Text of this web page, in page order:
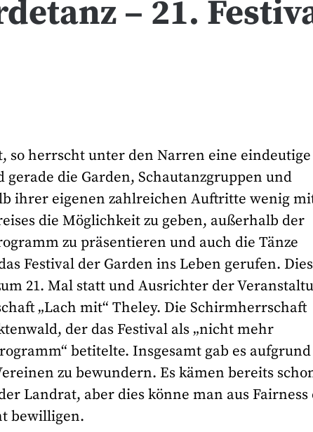
– 21.
so herrscht unter den Narren eine eindeutige
die Garden, Schautanzgruppen und
ihrer eigenen zahlreichen Auftritte wenig
die Möglichkeit zu geben, außerhalb der
zu präsentieren und auch die Tänze
Festival der Garden ins Leben gerufen.
21. Mal statt und Ausrichter der
„Lach mit“ Theley. Die Schirmherrschaft
der das Festival als „nicht mehr
betitelte. Insgesamt gab es
zu bewundern. Es kämen bereits
Landrat, aber dies könne man aus Fairness
bewilligen.